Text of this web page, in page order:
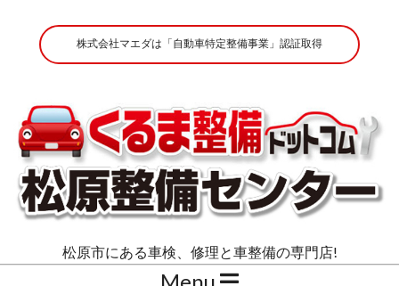
content
株式会社マエダは「自動車特定整備事業」認証取得
式
松原市にある車検、修理と車整備の専門店!